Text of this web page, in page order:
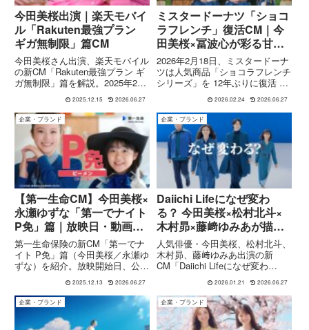
今田美桜出演｜楽天モバイ
ル「Rakuten最強プラン
ギガ無制限」篇CM
今田美桜さん出演、楽天モバイル
の新CM「Rakuten最強プラン ギ
ガ無制限」篇を解説。2025年2月
動画・SNS・テザリングで“ギガ
無制限”の魅力を紹介。
2025.12.15 2026.06.27
ミスタードーナツ「ショコ
ラフレンチ」復活CM｜今
田美桜×冨波心が彩る甘い
再会
2026年2月18日、ミスタードーナ
ツは人気商品「ショコラフレンチ
シリーズ」を 12年ぶりに復活 さ
TVCM「ショコラフレンチ 待望
の復活」篇を公開しました。CM
には女優の今田美桜さんと冨波心
さんが出演。かつて多くのフ...
2026.02.24 2026.06.27
企業・ブランド
【第一生命CM】今田美桜×
永瀬ゆずな「第一でナイト
P免」篇｜放映日・動画・
P免（保険料払込免除）を
解説
第一生命保険の新CM「第一でナ
イト P免」篇（今田美桜／永瀬ゆ
ずな）を紹介。放映開始日、公式
報と、P免＝保険料払込免除特約
（2026）のポイントをわかりや
すく解説。
2025.12.13 2026.06.27
企業・ブランド
Daiichi Lifeになぜ変わ
る？ 今田美桜×松村北斗×
木村昴×藤﨑ゆみあが描く
「生き方ひろげる」物語
人気俳優・今田美桜、松村北斗、
木村昴、藤﨑ゆみあ出演の新
CM「Daiichi Lifeになぜ変わ
ープからDaiichi Life Groupへの進
化、ブランドメッセージ「生き方
ひろげる」を紹介します。
2026.01.21 2026.06.27
企業・ブランド 企業・ブランド